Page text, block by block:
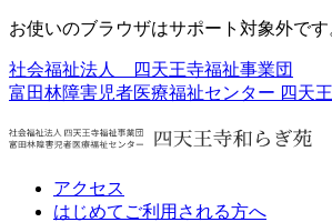
お使いのブラウザはサポート対象外で
社会福祉法人 四天王寺福祉事業団
富田林障害児者医療福祉センター 四天
アクセス
はじめてご利用される方へ